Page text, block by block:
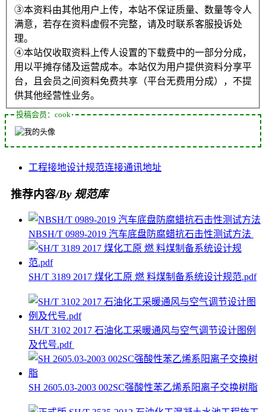
③本资料由其他用户上传，本站不保证质量、数量等令人
满意，若存在资料虚假不完整，请及时联系客服投诉处
理。
④本站仅收取资料上传人设置的下载费中的一部分分成，
用以平摊存储及运营成本。本站仅为用户提供资料分享平
台，且会员之间资料免费共享（平台无费用分成），不提
供其他经营性业务。
投稿会员：cook
工程接地设计规范连接通讯地址
推荐内容/By 规范库
NBSH/T 0989-2019 汽车底盘防腐蜡抗石击性测试方法
SH/T 3189 2017 煤化工原 燃 料煤制备系统设计规范.pdf
SH/T 3102 2017 石油化工采暖通风与空气调节设计图例
及代号.pdf
SH 2605.03-2003 002SC强酸性苯乙烯系阳离子交换树脂